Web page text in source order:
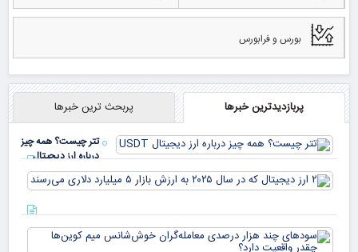
بورس و فرابورس
پربازدیدترین خبرها پربحث ترین خبرها
تتر چیست؟ همه چیز
درباره ارز دیجیتال
USDT